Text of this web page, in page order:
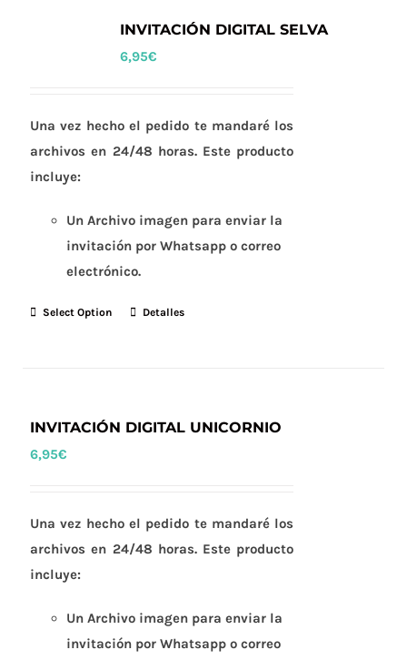
INVITACIÓN DIGITAL SELVA
6,95€
Una vez hecho el pedido te mandaré los
archivos en 24/48 horas. Este producto
incluye:
Un Archivo imagen para enviar la
invitación por Whatsapp o correo
electrónico.
Select Option Detalles
INVITACIÓN DIGITAL UNICORNIO
6,95€
Una vez hecho el pedido te mandaré los
archivos en 24/48 horas. Este producto
incluye:
Un Archivo imagen para enviar la
invitación por Whatsapp o correo